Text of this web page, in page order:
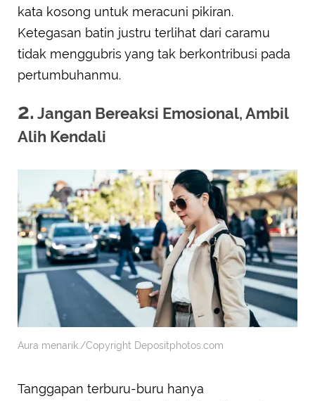
kata kosong untuk meracuni pikiran.
Ketegasan batin justru terlihat dari caramu
tidak menggubris yang tak berkontribusi pada
pertumbuhanmu.
2. Jangan Bereaksi Emosional, Ambil
Alih Kendali
Aura menarik./Copyright Depositphotos.com
Tanggapan terburu-buru hanya